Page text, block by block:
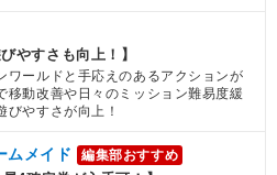
やすさも向上！】
ワールドと手応えのあるアクションが
移動改善や日々のミッション難易度緩
びやすさが向上！
ムメイド 編集部おすすめ